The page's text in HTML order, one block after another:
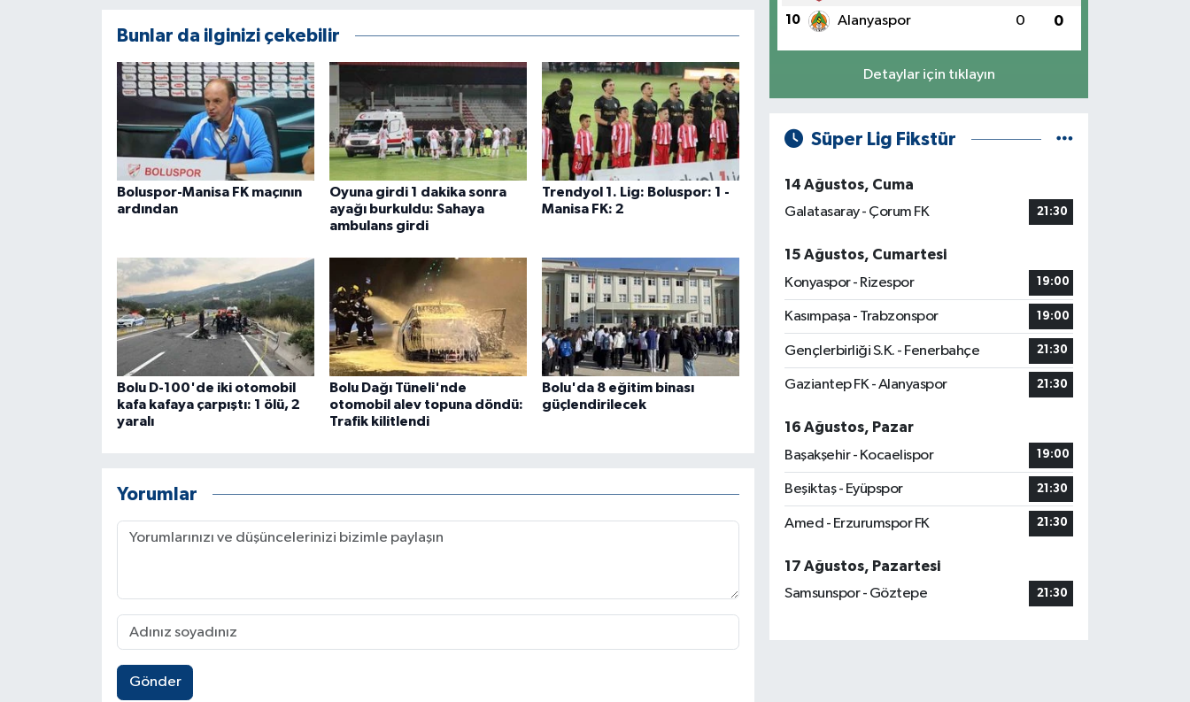
Bunlar da ilginizi çekebilir
Boluspor-Manisa FK maçının
ardından
Oyuna girdi 1 dakika sonra
ayağı burkuldu: Sahaya
ambulans girdi
Trendyol 1. Lig: Boluspor: 1 -
Manisa FK: 2
Bolu D-100'de iki otomobil
kafa kafaya çarpıştı: 1 ölü, 2
yaralı
Bolu Dağı Tüneli'nde
otomobil alev topuna döndü:
Trafik kilitlendi
Bolu'da 8 eğitim binası
güçlendirilecek
Yorumlar
Gönder
10 Alanyaspor 0 0
Detaylar için tıklayın
Süper Lig Fikstür
14 Ağustos, Cuma
Galatasaray - Çorum FK
21:30
15 Ağustos, Cumartesi
Konyaspor - Rizespor
19:00
Kasımpaşa - Trabzonspor 19:00
Gençlerbirliği S.K. - Fenerbahçe 21:30
Gaziantep FK - Alanyaspor 21:30
16 Ağustos, Pazar
Başakşehir - Kocaelispor
19:00
Beşiktaş - Eyüpspor 21:30
Amed - Erzurumspor FK 21:30
17 Ağustos, Pazartesi
Samsunspor - Göztepe
21:30
Yerel Haberler